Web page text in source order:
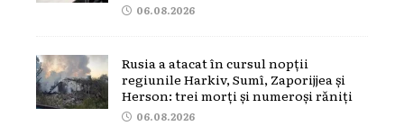
06.08.2026
Rusia a atacat în cursul nopții
regiunile Harkiv, Sumî, Zaporijjea și
Herson: trei morți și numeroși răniți
06.08.2026